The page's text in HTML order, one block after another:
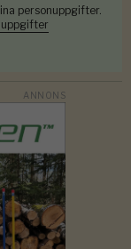
personuppgifter.